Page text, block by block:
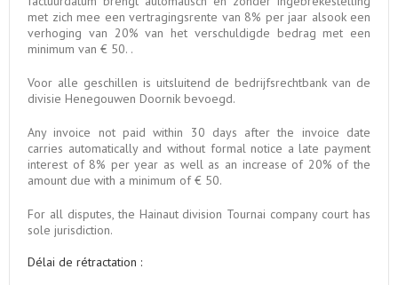
met zich mee een vertragingsrente van 8% per jaar alsook een
verhoging van 20% van het verschuldigde bedrag met een
minimum van € 50. .
Voor alle geschillen is uitsluitend de bedrijfsrechtbank van de
divisie Henegouwen Doornik bevoegd.
Any invoice not paid within 30 days after the invoice date
carries automatically and without formal notice a late payment
interest of 8% per year as well as an increase of 20% of the
amount due with a minimum of € 50.
For all disputes, the Hainaut division Tournai company court has
sole jurisdiction.
Délai de rétractation :